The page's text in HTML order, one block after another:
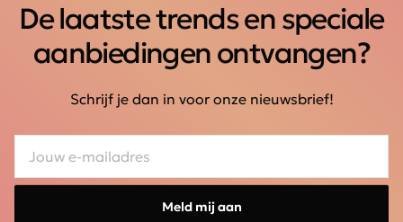
De laatste trends en speciale
aanbiedingen ontvangen?
Schrijf je dan in voor onze nieuwsbrief!
Meld mij aan